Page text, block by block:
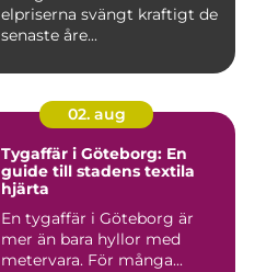
elpriserna svängt kraftigt de
senaste åre...
02. aug
Tygaffär i Göteborg: En
guide till stadens textila
hjärta
En tygaffär i Göteborg är
mer än bara hyllor med
metervara. För många...